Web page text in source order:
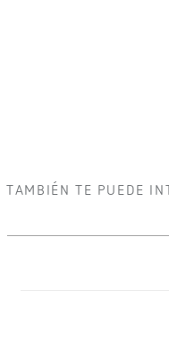
TAMBIÉN TE PUEDE